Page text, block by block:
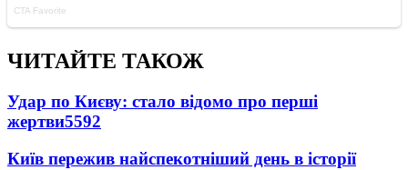
ЧИТАЙТЕ ТАКОЖ
Удар по Києву: стало відомо про перші
жертви5592
Київ пережив найспекотніший день в історії